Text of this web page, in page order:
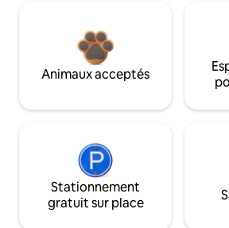
Animaux acceptés
Stationnement
gratuit sur place